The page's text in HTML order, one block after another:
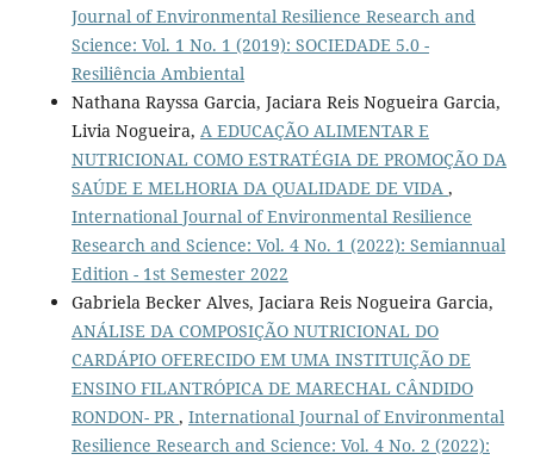
Journal of Environmental Resilience Research and
Science: Vol. 1 No. 1 (2019): SOCIEDADE 5.0 -
Resiliência Ambiental
Nathana Rayssa Garcia, Jaciara Reis Nogueira Garcia,
Livia Nogueira, A EDUCAÇÃO ALIMENTAR E
NUTRICIONAL COMO ESTRATÉGIA DE PROMOÇÃO DA
SAÚDE E MELHORIA DA QUALIDADE DE VIDA ,
International Journal of Environmental Resilience
Research and Science: Vol. 4 No. 1 (2022): Semiannual
Edition - 1st Semester 2022
Gabriela Becker Alves, Jaciara Reis Nogueira Garcia,
ANÁLISE DA COMPOSIÇÃO NUTRICIONAL DO
CARDÁPIO OFERECIDO EM UMA INSTITUIÇÃO DE
ENSINO FILANTRÓPICA DE MARECHAL CÂNDIDO
RONDON- PR, International Journal of Environmental
Resilience Research and Science: Vol. 4 No. 2 (2022):